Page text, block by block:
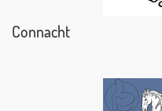
Connacht